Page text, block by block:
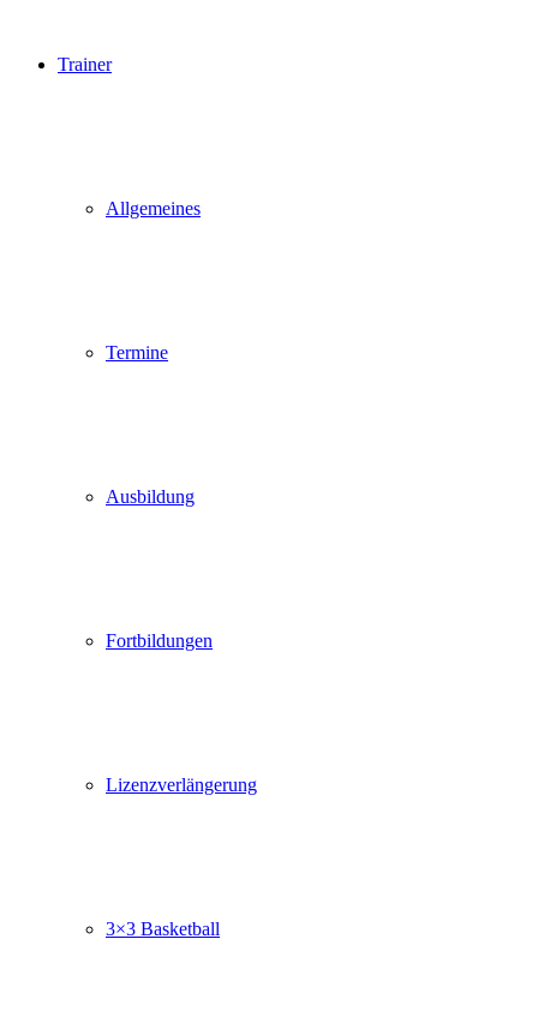
Trainer
Allgemeines
Termine
Ausbildung
Fortbildungen
Lizenzverlängerung
3×3 Basketball